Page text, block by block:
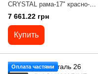
CRYSTAL рама-17" красно-
белый с багажником задн. St с
корзиной Pl с
7 661.22 грн
Купить
Оплата частями